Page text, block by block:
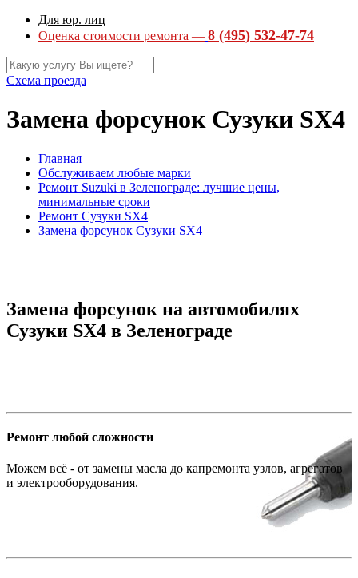
Для юр. лиц
Оценка стоимости ремонта — 8 (495) 532-47-74
Схема проезда
Замена форсунок Сузуки SX4
Главная
Обслуживаем любые марки
Ремонт Suzuki в Зеленограде: лучшие цены,
минимальные сроки
Ремонт Сузуки SX4
Замена форсунок Сузуки SX4
Замена форсунок на автомобилях
Сузуки SX4 в Зеленограде
Ремонт любой сложности
Можем всё - от замены масла до капремонта узлов, агрегатов
и электрооборудования.